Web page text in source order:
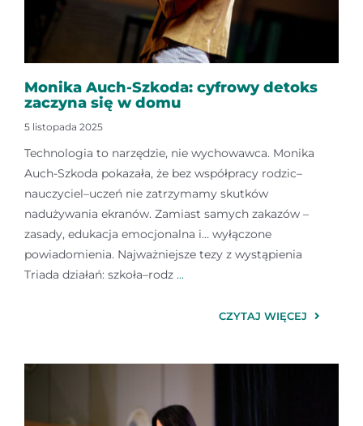
Monika Auch-Szkoda: cyfrowy detoks
zaczyna się w domu
5 listopada 2025
Technologia to narzędzie, nie wychowawca. Monika
Auch-Szkoda pokazała, że bez współpracy rodzic–
nauczyciel–uczeń nie zatrzymamy skutków
nadużywania ekranów. Zamiast samych zakazów –
zasady, edukacja emocjonalna i… wyłączone
powiadomienia. Najważniejsze tezy z wystąpienia
Triada działań: szkoła–rodz...
CZYTAJ WIĘCEJ